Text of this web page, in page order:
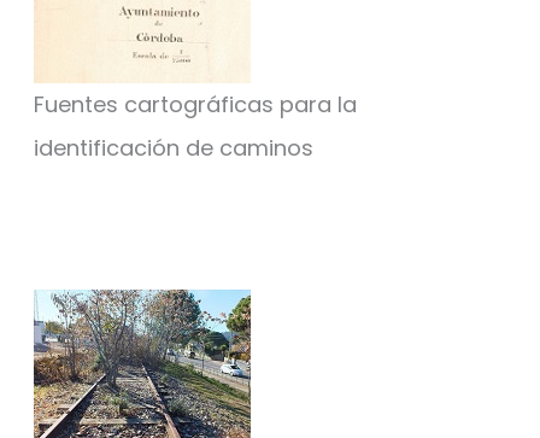
Fuentes cartográficas para la
identificación de caminos